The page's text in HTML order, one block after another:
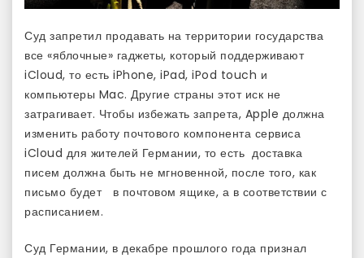
Суд запретил продавать на территории государства
все «яблочные» гаджеты, который поддерживают
iCloud, то есть iPhone, iPad, iPod touch и
компьютеры Mac. Другие страны этот иск не
затрагивает. Чтобы избежать запрета, Apple должна
изменить работу почтового компонента сервиса
iCloud для жителей Германии, то есть доставка
писем должна быть не мгновенной, после того, как
письмо будет в почтовом ящике, а в соответствии с
расписанием.
Суд Германии, в декабре прошлого года признал